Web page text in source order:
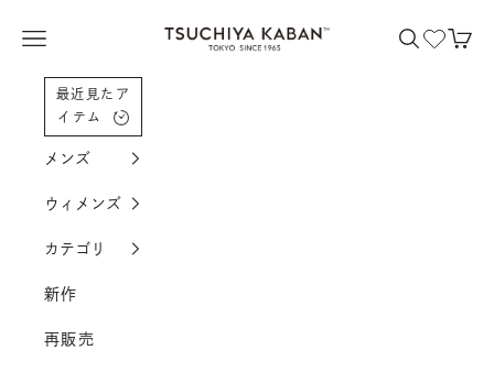
土屋鞄製造所
メニューを開く 検索を開く
カー
最近見たア
イテム
メンズ
ウィメンズ
カテゴリ
新作
再販売